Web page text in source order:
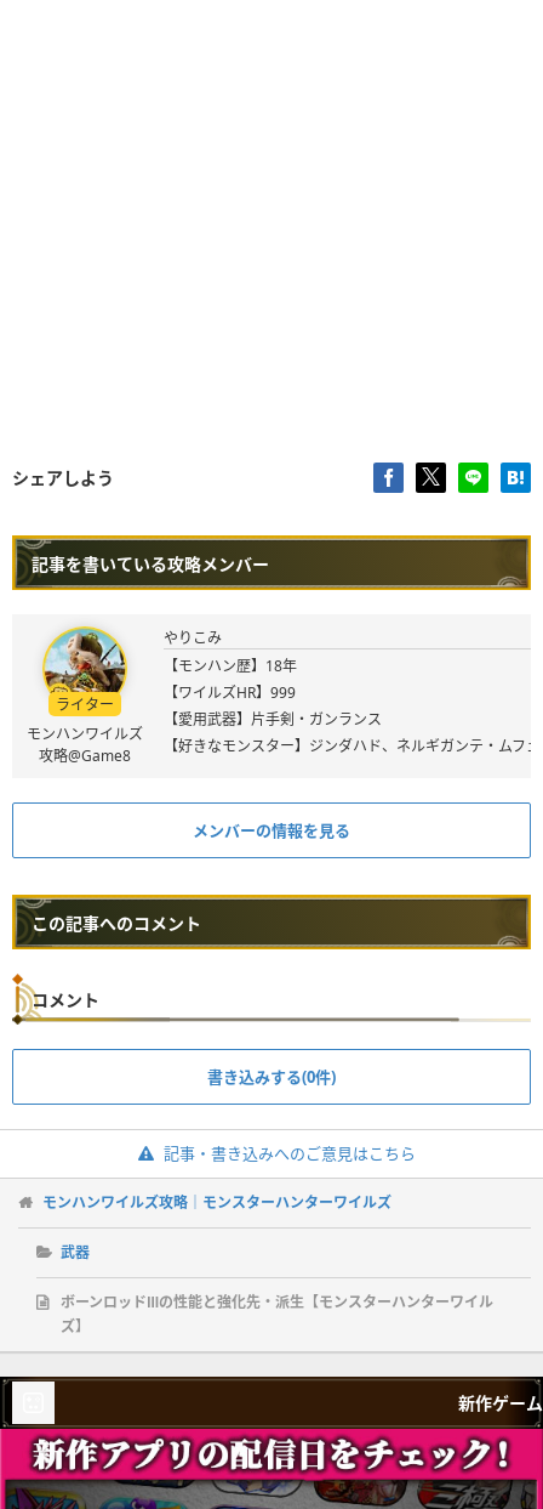
シェアしよう
記事を書いている攻略メンバー
ライター
モンハンワイルズ
攻略@Game8
やりこみ
【モンハン歴】18年
【ワイルズHR】999
【愛用武器】片手剣・ガンランス
【好きなモンスター】ジンダハド、ネルギガンテ・ムフ
メンバーの情報を見る
この記事へのコメント
コメント
書き込みする(0件)
記事・書き込みへのご意見はこちら
モンハンワイルズ攻略｜モンスターハンターワイルズ
武器
ボーンロッドⅢの性能と強化先・派生【モンスターハンターワイル
ズ】
新作ゲーム